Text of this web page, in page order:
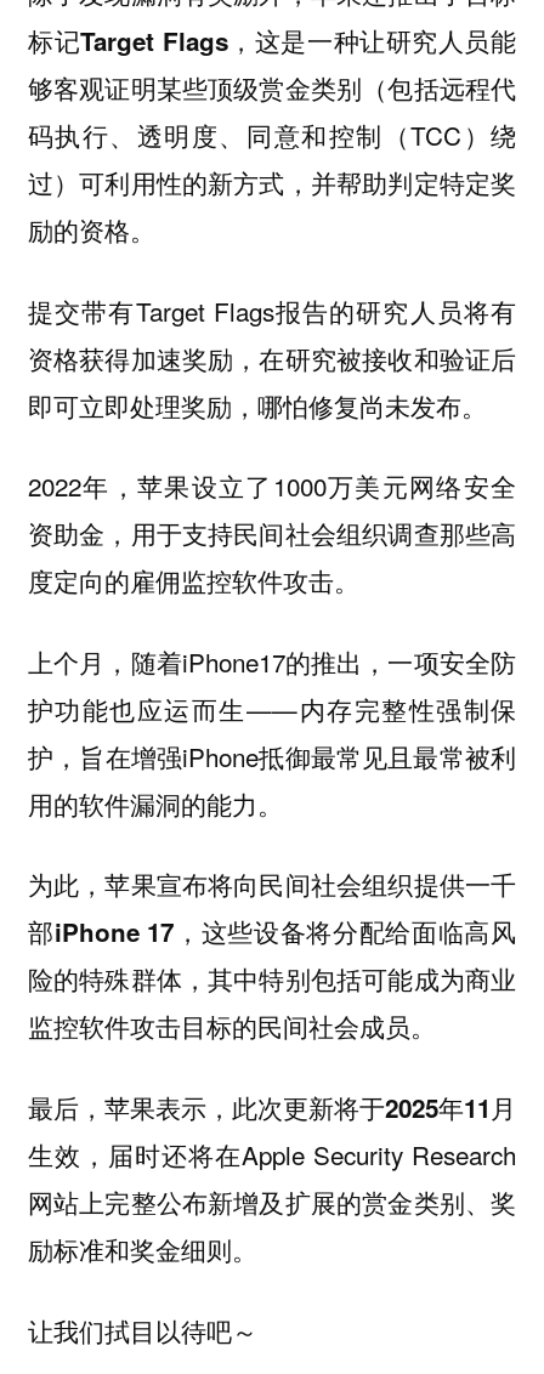
标记Target Flags，这是一种让研究人员能
够客观证明某些顶级赏金类别（包括远程代
码执行、透明度、同意和控制（TCC）绕
过）可利用性的新方式，并帮助判定特定奖
励的资格。
提交带有Target Flags报告的研究人员将有
资格获得加速奖励，在研究被接收和验证后
即可立即处理奖励，哪怕修复尚未发布。
2022年，苹果设立了1000万美元网络安全
资助金，用于支持民间社会组织调查那些高
度定向的雇佣监控软件攻击。
上个月，随着iPhone17的推出，一项安全防
护功能也应运而生——内存完整性强制保
护，旨在增强iPhone抵御最常见且最常被利
用的软件漏洞的能力。
为此，苹果宣布将向民间社会组织提供一千
部iPhone 17 ，这些设备将分配给面临高风
险的特殊群体，其中特别包括可能成为商业
监控软件攻击目标的民间社会成员。
最后，苹果表示，此次更新将于2025年11月
生效，届时还将在Apple Security Research
网站上完整公布新增及扩展的赏金类别、奖
励标准和奖金细则。
让我们拭目以待吧～